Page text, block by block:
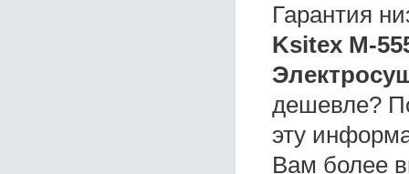
Гарантия
Ksitex M-
дешевле?
эту
Вам более